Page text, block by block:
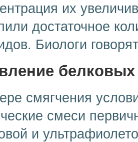
их
достаточное
Биологи
смягчения
смеси
и